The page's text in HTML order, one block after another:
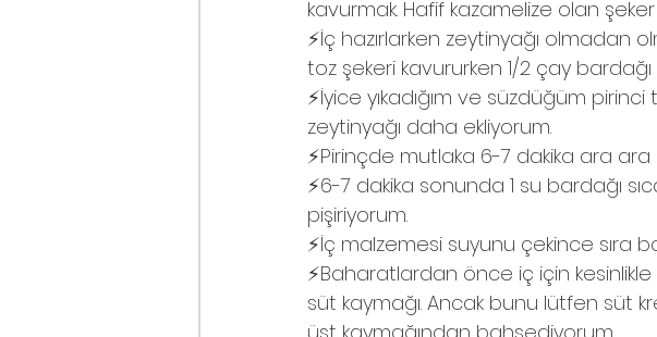
kavurmak. Hafif kazamelize olan
⚡️İç hazırlarken zeytinyağı olmadan
toz şekeri kavururken 1/2 çay bardağı
⚡️İyice yıkadığım ve süzdüğüm
zeytinyağı daha ekliyorum.
⚡️Pirinçde mutlaka 6-7 dakika ara ara
⚡️6-7 dakika sonunda 1 su bardağı
pişiriyorum.
⚡️İç malzemesi suyunu çekince sıra
⚡️Baharatlardan önce iç için
süt kaymağı. Ancak bunu lütfen süt